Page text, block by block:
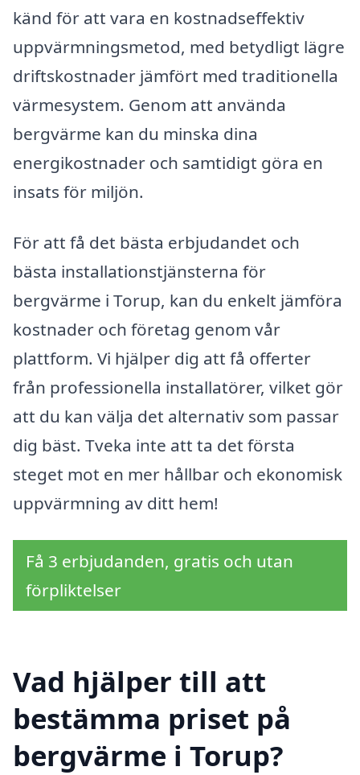
känd för att vara en kostnadseffektiv
uppvärmningsmetod, med betydligt lägre
driftskostnader jämfört med traditionella
värmesystem. Genom att använda
bergvärme kan du minska dina
energikostnader och samtidigt göra en
insats för miljön.
För att få det bästa erbjudandet och
bästa installationstjänsterna för
bergvärme i Torup, kan du enkelt jämföra
kostnader och företag genom vår
plattform. Vi hjälper dig att få offerter
från professionella installatörer, vilket gör
att du kan välja det alternativ som passar
dig bäst. Tveka inte att ta det första
steget mot en mer hållbar och ekonomisk
uppvärmning av ditt hem!
Få 3 erbjudanden, gratis och utan
förpliktelser
Vad hjälper till att
bestämma priset på
bergvärme i Torup?